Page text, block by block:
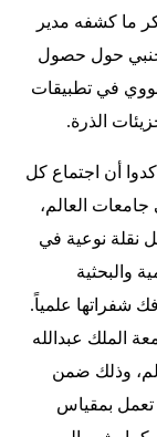
ما كشفه مدير
حول حصول
في تطبيقات
الذرة.
أن اجتماع كل
العالم،
نقلة نوعية في
والبحثية
شفراتها علمياً.
الملك عبدالله
وذلك ضمن
تعمل بمقياس